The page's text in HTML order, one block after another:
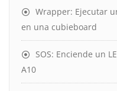
Wrapper: Ejecutar
en una cubieboard
SOS: Enciende un
A10